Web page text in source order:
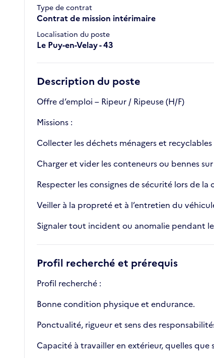
Type de contrat
Contrat de mission intérimaire
Localisation du poste
Le Puy-en-Velay - 43
Description du poste
Offre d’emploi – Ripeur / Ripeuse (H/F)
Missions :
Collecter les déchets ménagers et
Charger et vider les conteneurs ou bennes
Respecter les consignes de sécurité lors de la
Veiller à la propreté et à l’entretien du
Signaler tout incident ou anomalie pendant
Profil recherché et prérequis
Profil recherché :
Bonne condition physique et endurance.
Ponctualité, rigueur et sens des
Capacité à travailler en extérieur, quelles